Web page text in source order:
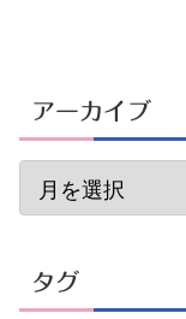
アーカイブ
タグ